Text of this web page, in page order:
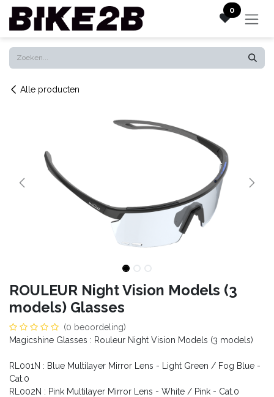
Overslaan naar inhoud 0
Alle producten
ROULEUR Night Vision Models (3
models) Glasses
(0 beoordeling)
Magicshine Glasses : Rouleur Night Vision Models (3 models)
RL001N : Blue Multilayer Mirror Lens - Light Green / Fog Blue -
Cat.0
RL002N : Pink Multilayer Mirror Lens - White / Pink - Cat.0